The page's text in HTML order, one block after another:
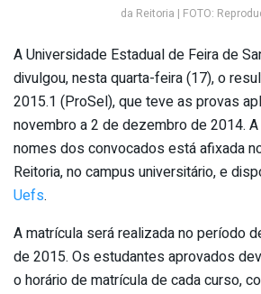
da Reitoria | FOTO:
A Universidade Estadual de Feira de
divulgou, nesta quarta-feira (17), o
2015.1 (ProSel), que teve as provas
novembro a 2 de dezembro de 2014.
nomes dos convocados está afixada
Reitoria, no campus universitário, e
Uefs.
A matrícula será realizada no período
de 2015. Os estudantes aprovados
o horário de matrícula de cada curso,